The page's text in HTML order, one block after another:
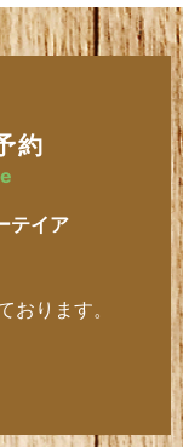
約
テイア
ります。